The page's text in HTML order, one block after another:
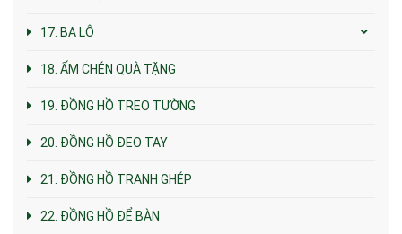
17. BA LÔ
18. ẤM CHÉN QUÀ TẶNG
19. ĐỒNG HỒ TREO TƯỜNG
20. ĐỒNG HỒ ĐEO TAY
21. ĐỒNG HỒ TRANH GHÉP
22. ĐỒNG HỒ ĐỂ BÀN